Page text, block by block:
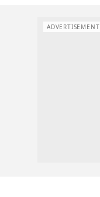
ADVERTISEMENT